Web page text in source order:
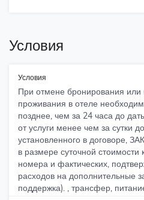
Условия
Условия
При отмене бронирования или
проживания в отеле
позднее, чем за 24 часа до
от услуги менее чем за сутки
установленного в договоре,
в размере суточной стоимости
номера и фактических,
расходов на дополнительные
поддержка). , трансфер,